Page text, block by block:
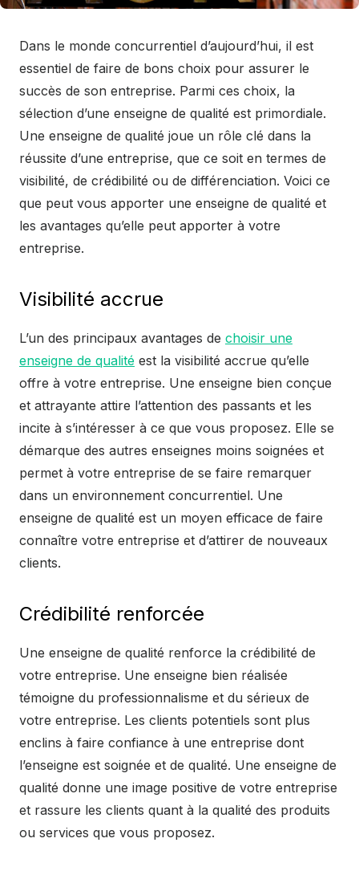
Dans le monde concurrentiel d’aujourd’hui, il est
essentiel de faire de bons choix pour assurer le
succès de son entreprise. Parmi ces choix, la
sélection d’une enseigne de qualité est primordiale.
Une enseigne de qualité joue un rôle clé dans la
réussite d’une entreprise, que ce soit en termes de
visibilité, de crédibilité ou de différenciation. Voici ce
que peut vous apporter une enseigne de qualité et
les avantages qu’elle peut apporter à votre
entreprise.
Visibilité accrue
L’un des principaux avantages de choisir une
enseigne de qualité est la visibilité accrue qu’elle
offre à votre entreprise. Une enseigne bien conçue
et attrayante attire l’attention des passants et les
incite à s’intéresser à ce que vous proposez. Elle se
démarque des autres enseignes moins soignées et
permet à votre entreprise de se faire remarquer
dans un environnement concurrentiel. Une
enseigne de qualité est un moyen efficace de faire
connaître votre entreprise et d’attirer de nouveaux
clients.
Crédibilité renforcée
Une enseigne de qualité renforce la crédibilité de
votre entreprise. Une enseigne bien réalisée
témoigne du professionnalisme et du sérieux de
votre entreprise. Les clients potentiels sont plus
enclins à faire confiance à une entreprise dont
l’enseigne est soignée et de qualité. Une enseigne de
qualité donne une image positive de votre entreprise
et rassure les clients quant à la qualité des produits
ou services que vous proposez.